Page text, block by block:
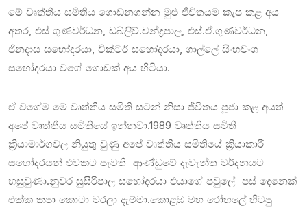
මේ වෘත්තිය සමිතිය ගොඩනගන්න මුළු ජීවිතයම කැප කළ අය
අතර, එස් ගුණවර්ධන, ඩබ්ලිව්.චන්ද්‍රපාල, එස්.ඒ.ගුණවර්ධන,
ජිනදාස සහෝදරයා, වික්ටර් සහෝදරයා, ගාල්ලේ සිංහවංශ
සහෝදරයා වගේ ගොඩක් අය හිටියා.
ඒ වගේම මේ වෘත්තිය සමිති සටන් නිසා ජීවිතය පූජා කළ අයත්
අපේ වෘත්තීය සමිතියේ ඉන්නවා.1989 වෘත්තිය සමිති
ක්‍රියාමාර්ගවල නියුතු වුණු අපේ වෘත්තීය සමිතියේ ක්‍රියාකාරී
සහෝදරයන් එවකට පැවති ආණ්ඩුවේ දැවැන්ත මර්දනයට
හසුවුණා.නුවර සුසිරිපාල සහෝදරයා එයාගේ පවුලේ පස් දෙනෙක්
එක්ක කපා කොටා මරලා දැම්මා.කොළඹ මහ රෝහලේ හිටපු